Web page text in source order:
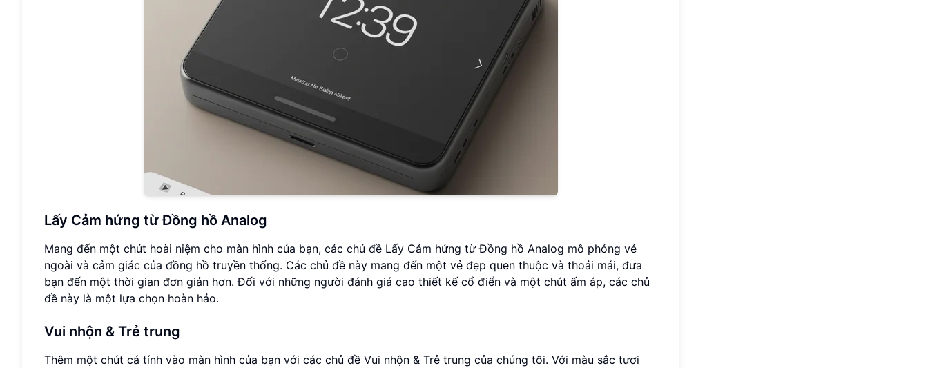
Lấy Cảm hứng từ Đồng hồ Analog
Mang đến một chút hoài niệm cho màn hình của bạn, các chủ đề Lấy Cảm hứng từ Đồng hồ Analog mô phỏng vẻ
ngoài và cảm giác của đồng hồ truyền thống. Các chủ đề này mang đến một vẻ đẹp quen thuộc và thoải mái, đưa
bạn đến một thời gian đơn giản hơn. Đối với những người đánh giá cao thiết kế cổ điển và một chút ấm áp, các chủ
đề này là một lựa chọn hoàn hảo.
Vui nhộn & Trẻ trung
Thêm một chút cá tính vào màn hình của bạn với các chủ đề Vui nhộn & Trẻ trung của chúng tôi. Với màu sắc tươi